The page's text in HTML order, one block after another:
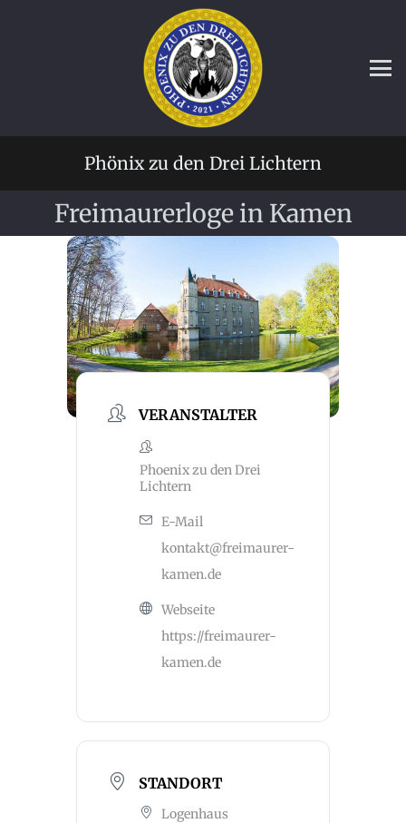
Phönix zu den Drei Lichtern
Freimaurerloge in Kamen
VERANSTALTER
Phoenix zu den Drei
Lichtern
E-Mail
kontakt@freimaurer-
kamen.de
Webseite
https://freimaurer-
kamen.de
STANDORT
Logenhaus